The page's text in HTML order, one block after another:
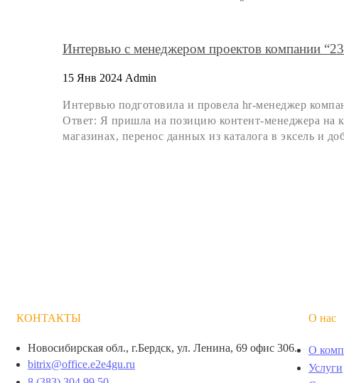
Интервью с менеджером проектов компании
15 Янв 2024 Admin
Интервью подготовила и провела hr-менеджер
Ответ: Я пришла на позицию контент-менеджера на
магазинах, перенос данных из каталога в эксель и
КОНТАКТЫ
Новосибирская обл., г.Бердск, ул. Ленина, 69 офис 306.
bitrix@office.e2e4gu.ru
О нас
О
Услуги